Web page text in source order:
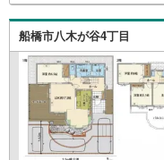
から始めて良い
軽にお問い合わ
い金融機関をご
るよう、皆様の
船橋市八木が谷4丁目